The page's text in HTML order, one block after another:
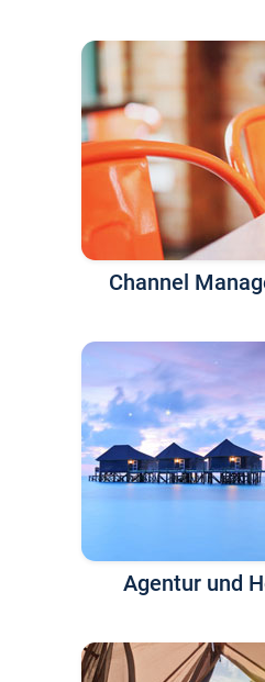
Channel
Agentur und